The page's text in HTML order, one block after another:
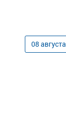
08 августа